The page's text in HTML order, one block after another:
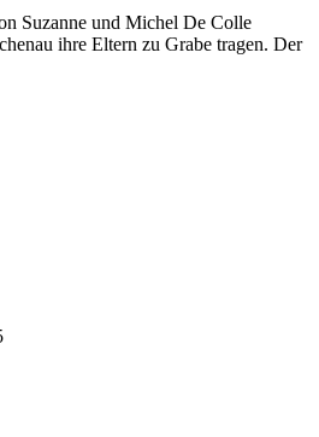
Suzanne und Michel De Colle
ihre Eltern zu Grabe tragen. Der